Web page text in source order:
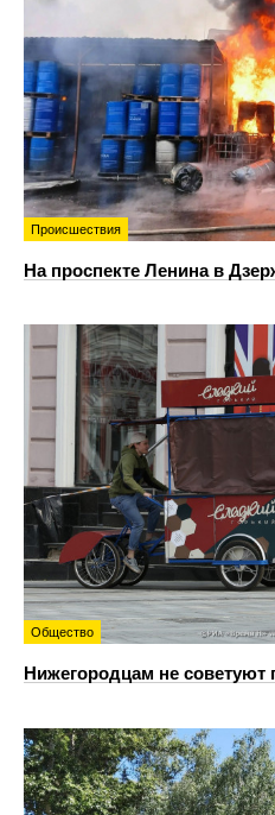
Происшествия
На проспекте Ленина в
Общество
Нижегородцам не советуют